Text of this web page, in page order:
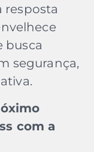
resposta
busca
segurança,
com a